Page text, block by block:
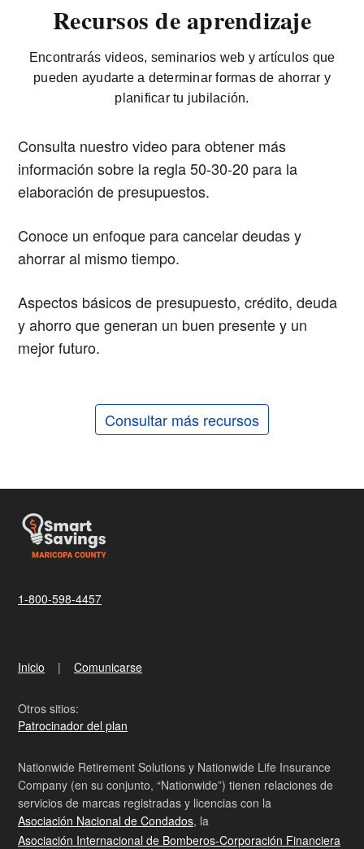
Recursos de aprendizaje
Encontrarás videos, seminarios web y artículos que
pueden ayudarte a determinar formas de ahorrar y
planificar tu jubilación.
Consulta nuestro video para obtener más
información sobre la regla 50-30-20 para la
elaboración de presupuestos.
Conoce un enfoque para cancelar deudas y
ahorrar al mismo tiempo.
Aspectos básicos de presupuesto, crédito, deuda
y ahorro que generan un buen presente y un
mejor futuro.
Consultar más recursos
1-800-598-4457
Inicio Comunicarse
Otros sitios:
Patrocinador del plan
Nationwide Retirement Solutions y Nationwide Life Insurance
Company (en su conjunto, “Nationwide”) tienen relaciones de
servicios de marcas registradas y licencias con la
Asociación Nacional de Condados, la
Asociación Internacional de Bomberos-Corporación Financiera